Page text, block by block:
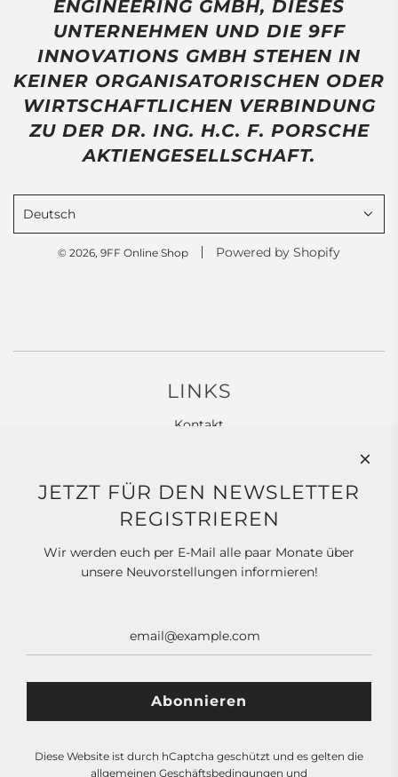
ENGINEERING GMBH, DIESES
UNTERNEHMEN UND DIE 9FF
INNOVATIONS GMBH STEHEN IN
KEINER ORGANISATORISCHEN ODER
WIRTSCHAFTLICHEN VERBINDUNG
ZU DER DR. ING. H.C. F. PORSCHE
AKTIENGESELLSCHAFT.
Deutsch
© 2026, 9FF Online Shop Powered by Shopify
LINKS
Kontakt
Datenschutz
Impressum
NEWSLETTER
JETZT FÜR DEN NEWSLETTER
REGISTRIEREN
Wir werden euch per E-Mail alle paar Monate über
unsere Neuvorstellungen informieren!
Diese Website ist durch hCaptcha geschützt und es gelten die
allgemeinen Geschäftsbedingungen und